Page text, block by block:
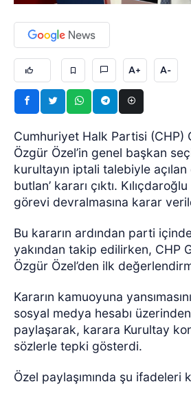
A+ A-
Cumhuriyet Halk Partisi (CHP)
Özgür Özel’in genel başkan
kurultayın iptali talebiyle açılan
butlan’ kararı çıktı.
görevi devralmasına karar
Bu kararın ardından parti
yakından takip edilirken, CHP
Özgür Özel’den ilk
Kararın kamuoyuna
sosyal medya hesabı
paylaşarak, karara Kurultay
sözlerle tepki gösterdi.
Özel paylaşımında şu ifadeleri